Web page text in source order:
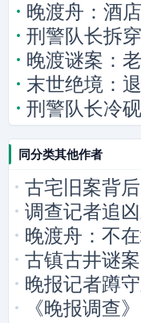
晚渡舟：酒
刑警队长拆
晚渡谜案：
末世绝境：
刑警队长冷
同分类其他作者
古宅旧案背
调查记者追
晚渡舟：不
古镇古井谜
晚报记者蹲
《晚报调查